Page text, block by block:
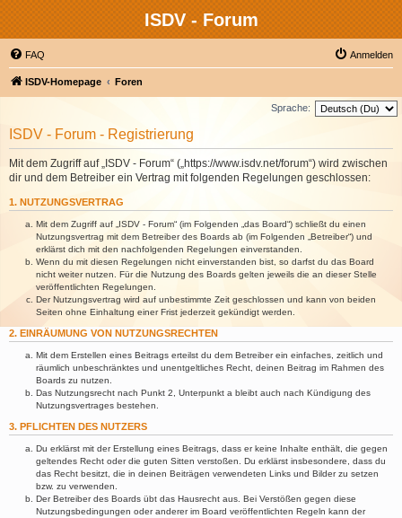
ISDV - Forum
FAQ Anmelden
ISDV-Homepage Foren
Sprache:
ISDV - Forum - Registrierung
Mit dem Zugriff auf „ISDV - Forum“ („https://www.isdv.net/forum“) wird zwischen
dir und dem Betreiber ein Vertrag mit folgenden Regelungen geschlossen:
1. NUTZUNGSVERTRAG
Mit dem Zugriff auf „ISDV - Forum“ (im Folgenden „das Board“) schließt du einen
Nutzungsvertrag mit dem Betreiber des Boards ab (im Folgenden „Betreiber“) und
erklärst dich mit den nachfolgenden Regelungen einverstanden.
Wenn du mit diesen Regelungen nicht einverstanden bist, so darfst du das Board
nicht weiter nutzen. Für die Nutzung des Boards gelten jeweils die an dieser Stelle
veröffentlichten Regelungen.
Der Nutzungsvertrag wird auf unbestimmte Zeit geschlossen und kann von beiden
Seiten ohne Einhaltung einer Frist jederzeit gekündigt werden.
2. EINRÄUMUNG VON NUTZUNGSRECHTEN
Mit dem Erstellen eines Beitrags erteilst du dem Betreiber ein einfaches, zeitlich und
räumlich unbeschränktes und unentgeltliches Recht, deinen Beitrag im Rahmen des
Boards zu nutzen.
Das Nutzungsrecht nach Punkt 2, Unterpunkt a bleibt auch nach Kündigung des
Nutzungsvertrages bestehen.
3. PFLICHTEN DES NUTZERS
Du erklärst mit der Erstellung eines Beitrags, dass er keine Inhalte enthält, die gegen
geltendes Recht oder die guten Sitten verstoßen. Du erklärst insbesondere, dass du
das Recht besitzt, die in deinen Beiträgen verwendeten Links und Bilder zu setzen
bzw. zu verwenden.
Der Betreiber des Boards übt das Hausrecht aus. Bei Verstößen gegen diese
Nutzungsbedingungen oder anderer im Board veröffentlichten Regeln kann der